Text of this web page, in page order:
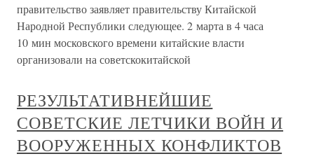
правительство заявляет правительству Китайской
Народной Республики следующее. 2 марта в 4 часа
10 мин московского времени китайские власти
организовали на советскокитайской
РЕЗУЛЬТАТИВНЕЙШИЕ
СОВЕТСКИЕ ЛЕТЧИКИ ВОЙН И
ВООРУЖЕННЫХ КОНФЛИКТОВ